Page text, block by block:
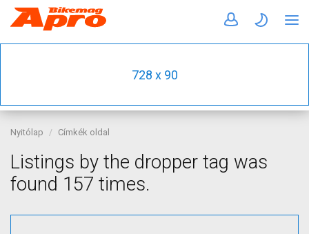
728 x 90
Nyitólap Címkék oldal
Listings by the dropper tag was
found 157 times.